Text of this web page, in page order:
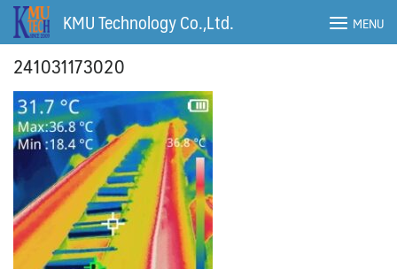
Skip
KMU Technology Co.,Ltd. MENU
241031173020